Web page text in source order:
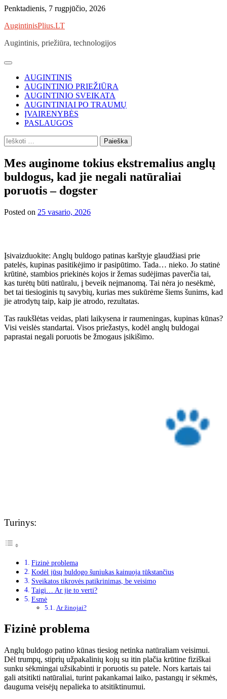
Skip
content
Penktadienis, 7 rugpjūčio, 2026
AugintinisPlius.LT
Augintinis, priežiūra, technologijos
AUGINTINIS
AUGINTINIO PRIEŽIŪRA
AUGINTINIO SVEIKATA
AUGINTINIAI PO TRAUMŲ
ĮVAIRENYBĖS
PASLAUGOS
Ieškoti:
Mes auginome tokius ekstremalius anglų
buldogus, kad jie negali natūraliai
poruotis – dogster
Posted on 25 vasario, 2026
Įsivaizduokite: Anglų buldogo patinas karštyje glaudžiasi prie
patelės, kupinas pasitikėjimo ir pasipūtimo. Tada… nieko. Jo statinė
krūtinė, stambios priekinės kojos ir žemas sudėjimas paverčia tai,
kas turėtų būti natūralu, į beveik neįmanomą. Tai nėra jo nesėkmė,
bet tai tiesioginis tų savybių, kurias mes sukūrėme šiems šunims, kad
jie atrodytų taip, kaip jie atrodo, rezultatas.
Tas raukšlėtas veidas, plati laikysena ir raumeningas, kupinas kūnas?
Visi veislės standartai. Visos priežastys, kodėl anglų buldogai
paprastai negali poruotis be žmogaus įsikišimo.
Turinys:
Fizinė problema
Kodėl jūsų buldogo šuniukas kainuoja tūkstančius
Sveikatos tikrovės patikrinimas, be veisimo
Taigi… Ar jie to verti?
Esmė
Ar žinojai?
Fizinė problema
Anglų buldogo patino kūnas tiesiog netinka natūraliam veisimui.
Dėl trumpų, stiprių užpakalinių kojų su itin plačia krūtine fiziškai
sunku sėkmingai užsikabinti ir poruotis su patele. Nors kartais tai
gali atsitikti natūraliai, turint pakankamai laiko, pastangų ir sėkmės,
dauguma veisėjų nepalieka to atsitiktinumui.